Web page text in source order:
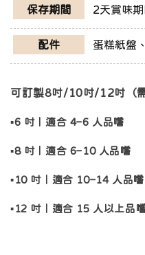
保存期間 2天賞味期
配件 蛋糕紙盤
可訂製8吋/10吋/12吋（
▪️6 吋｜適合 4–6 人品嚐
▪️8 吋｜適合 6–10 人品嚐
▪️10 吋｜適合 10–14 人品嚐
▪️12 吋｜適合 15 人以上品